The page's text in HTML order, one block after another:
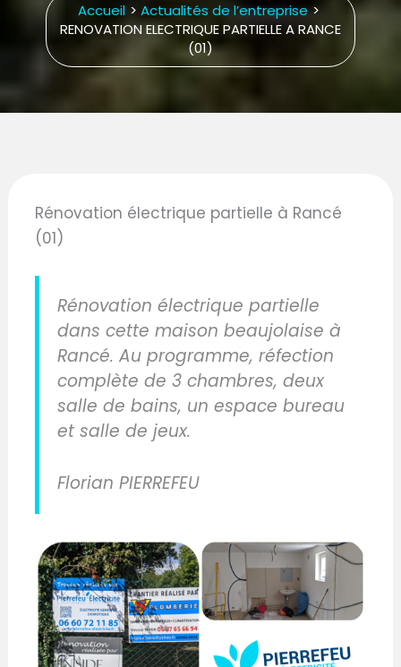
Accueil
Actualités de l’entreprise
RENOVATION ELECTRIQUE PARTIELLE A RANCE
(01)
Rénovation électrique partielle à Rancé
(01)
Rénovation électrique partielle
dans cette maison beaujolaise à
Rancé. Au programme, réfection
complète de 3 chambres, deux
salle de bains, un espace bureau
et salle de jeux.
Florian PIERREFEU